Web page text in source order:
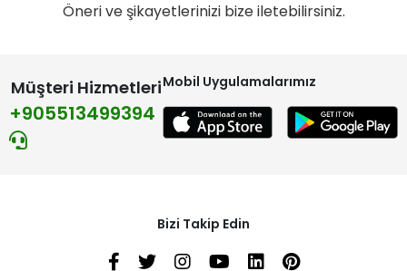
Öneri ve şikayetlerinizi bize iletebilirsiniz.
Müşteri Hizmetleri
+905513499394
Mobil Uygulamalarımız
Bizi Takip Edin